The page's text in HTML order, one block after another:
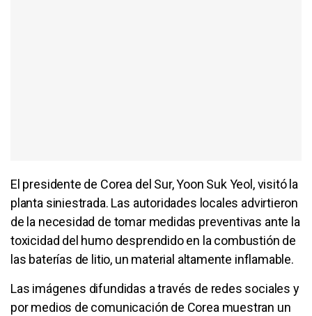
El presidente de Corea del Sur, Yoon Suk Yeol, visitó la
planta siniestrada. Las autoridades locales advirtieron
de la necesidad de tomar medidas preventivas ante la
toxicidad del humo desprendido en la combustión de
las baterías de litio, un material altamente inflamable.
Las imágenes difundidas a través de redes sociales y
por medios de comunicación de Corea muestran un